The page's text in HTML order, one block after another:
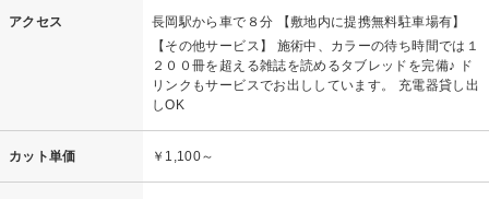
アクセス
長岡駅から車で８分 【敷地内に提携無料駐車場有】
【その他サービス】 施術中、カラーの待ち時間では１
２００冊を超える雑誌を読めるタブレッドを完備♪ ド
リンクもサービスでお出ししています。 充電器貸し出
しOK
カット単価 ￥1,100～